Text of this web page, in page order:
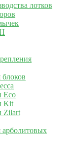
лотков
Eco
Kit
Zilart
арболитовых